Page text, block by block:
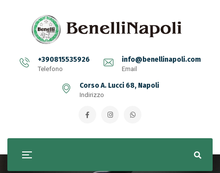
+390815535926
Telefono
info@benellinapoli.com
Email
Corso A. Lucci 68, Napoli
Indirizzo